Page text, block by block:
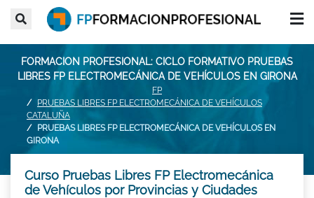
FORMACION PROFESIONAL: CICLO FORMATIVO PRUEBAS
LIBRES FP ELECTROMECÁNICA DE VEHÍCULOS EN GIRONA
FP
PRUEBAS LIBRES FP ELECTROMECÁNICA DE VEHÍCULOS
CATALUÑA
PRUEBAS LIBRES FP ELECTROMECÁNICA DE VEHÍCULOS EN
GIRONA
Curso Pruebas Libres FP Electromecánica
de Vehículos por Provincias y Ciudades